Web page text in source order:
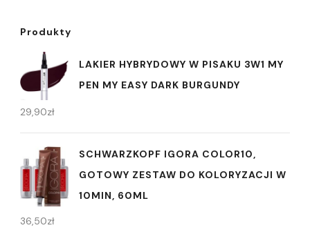
Produkty
LAKIER HYBRYDOWY W PISAKU 3W1 MY
PEN MY EASY DARK BURGUNDY
29,90zł
SCHWARZKOPF IGORA COLOR10,
GOTOWY ZESTAW DO KOLORYZACJI W
10MIN, 60ML
36,50zł